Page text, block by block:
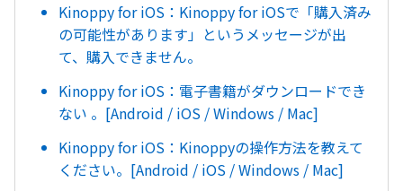
Kinoppy for iOS：Kinoppy for iOSで「購入済み
の可能性があります」というメッセージが出
て、購入できません。
Kinoppy for iOS：電子書籍がダウンロードでき
ない 。[Android / iOS / Windows / Mac]
Kinoppy for iOS：Kinoppyの操作方法を教えて
ください。[Android / iOS / Windows / Mac]